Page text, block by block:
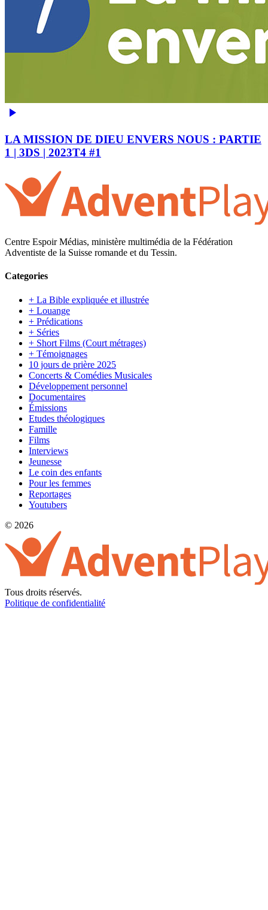
LA MISSION DE DIEU ENVERS NOUS : PARTIE
1 | 3DS | 2023T4 #1
Centre Espoir Médias, ministère multimédia de la Fédération
Adventiste de la Suisse romande et du Tessin.
Categories
+ La Bible expliquée et illustrée
+ Louange
+ Prédications
+ Séries
+ Short Films (Court métrages)
+ Témoignages
10 jours de prière 2025
Concerts & Comédies Musicales
Développement personnel
Documentaires
Émissions
Etudes théologiques
Famille
Films
Interviews
Jeunesse
Le coin des enfants
Pour les femmes
Reportages
Youtubers
© 2026
Tous droits réservés.
Politique de confidentialité